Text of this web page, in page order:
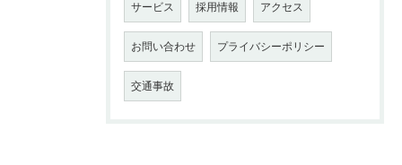
サービス 採用情報 アクセス
お問い合わせ プライバシーポリシー
交通事故